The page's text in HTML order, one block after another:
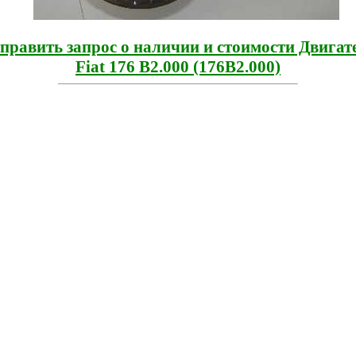
запрос о наличии и стоимости
Fiat 176 B2.000 (176B2.000)